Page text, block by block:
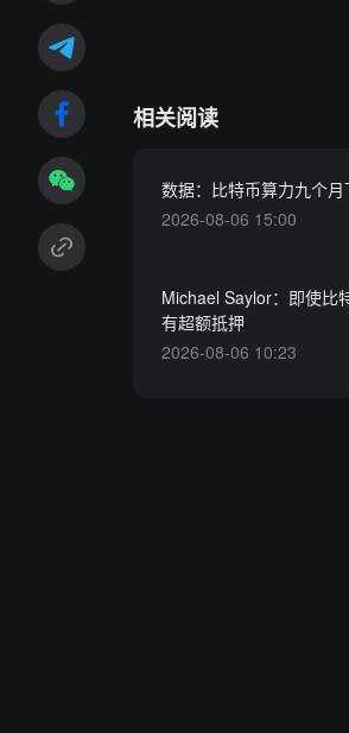
相关阅读
数据：比特币算力九个
2026-08-06 15:00
Michael Saylor：即使比
有超额抵押
2026-08-06 10:23